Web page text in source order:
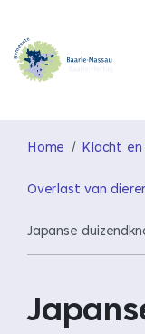
Home Klacht en
Overlast van
Japanse